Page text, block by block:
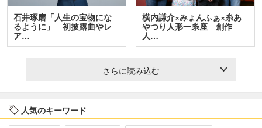
石井琢磨「人生の宝物にな
るように」 初披露曲やレ
ア…
横内謙介×みょんふぁ×糸あ
やつり人形一糸座 創作
人…
さらに読み込む
人気のキーワード